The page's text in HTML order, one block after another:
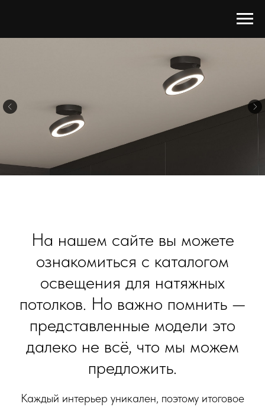
На нашем сайте вы можете
ознакомиться с каталогом
освещения для натяжных
потолков. Но важно помнить —
представленные модели это
далеко не всё, что мы можем
предложить.
Каждый интерьер уникален, поэтому итоговое